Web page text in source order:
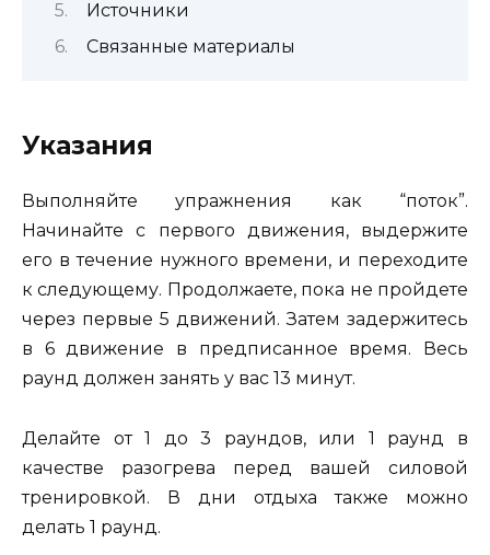
Источники
Связанные материалы
Указания
Выполняйте упражнения как “поток”.
Начинайте с первого движения, выдержите
его в течение нужного времени, и переходите
к следующему. Продолжаете, пока не пройдете
через первые 5 движений. Затем задержитесь
в 6 движение в предписанное время. Весь
раунд должен занять у вас 13 минут.
Делайте от 1 до 3 раундов, или 1 раунд в
качестве разогрева перед вашей силовой
тренировкой. В дни отдыха также можно
делать 1 раунд.